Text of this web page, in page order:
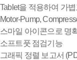
Tablet을 적용하여 가
Motor-Pump,
스마일 아이콘으로 명
소프트풋 점검기능
그래픽 정렬 보고서